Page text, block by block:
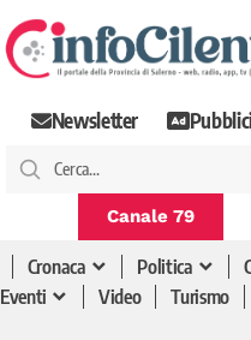
Newsletter
Canale 79
Cronaca Politica
Eventi Video Turismo